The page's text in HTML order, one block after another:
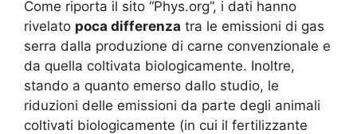
Come riporta il sito “Phys.org”, i dati hanno
rivelato poca differenza tra le emissioni di gas
serra dalla produzione di carne convenzionale e
da quella coltivata biologicamente. Inoltre,
stando a quanto emerso dallo studio, le
riduzioni delle emissioni da parte degli animali
coltivati ​​biologicamente (in cui il fertilizzante